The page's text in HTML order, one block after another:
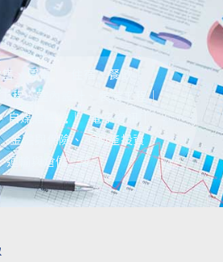
、買賣｜
住宿、餐飲｜
程、室內設計、裝潢工程｜
自媒體經營｜ 電子資訊｜
金融與保險、不動產投資｜
運輸與倉儲....等